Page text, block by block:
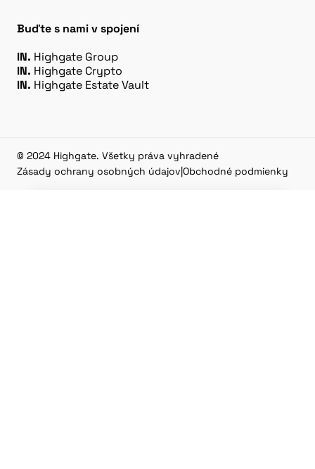
Buďte s nami v spojení
IN. Highgate Group
IN. Highgate Crypto
IN. Highgate Estate Vault
© 2024 Highgate. Všetky práva vyhradené
Zásady ochrany osobných údajov|Obchodné podmienky